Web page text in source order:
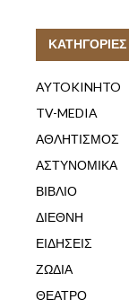
ΚΑΤΗΓΟΡΙΕΣ
AYTOKINHTO
TV-MEDIA
ΑΘΛΗΤΙΣΜΟΣ
ΑΣΤΥΝΟΜΙΚΑ
ΒΙΒΛΙΟ
ΔΙΕΘΝΗ
ΕΙΔΗΣΕΙΣ
ΖΩΔΙΑ
ΘΕΑΤΡΟ